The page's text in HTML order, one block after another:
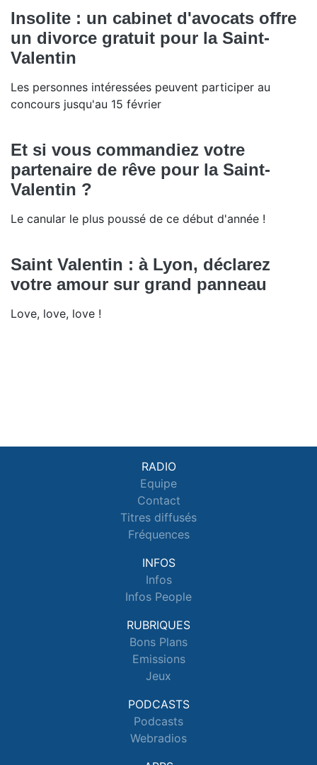
Insolite : un cabinet d'avocats offre
un divorce gratuit pour la Saint-
Valentin
Les personnes intéressées peuvent participer au
concours jusqu'au 15 février
Et si vous commandiez votre
partenaire de rêve pour la Saint-
Valentin ?
Le canular le plus poussé de ce début d'année !
Saint Valentin : à Lyon, déclarez
votre amour sur grand panneau
Love, love, love !
RADIO
Equipe
Contact
Titres diffusés
Fréquences
INFOS
Infos
Infos People
RUBRIQUES
Bons Plans
Emissions
Jeux
PODCASTS
Podcasts
Webradios